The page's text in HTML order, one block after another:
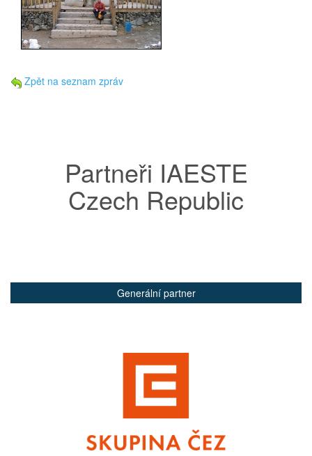
Zpět na seznam zpráv
Partneři IAESTE
Czech Republic
Generální partner